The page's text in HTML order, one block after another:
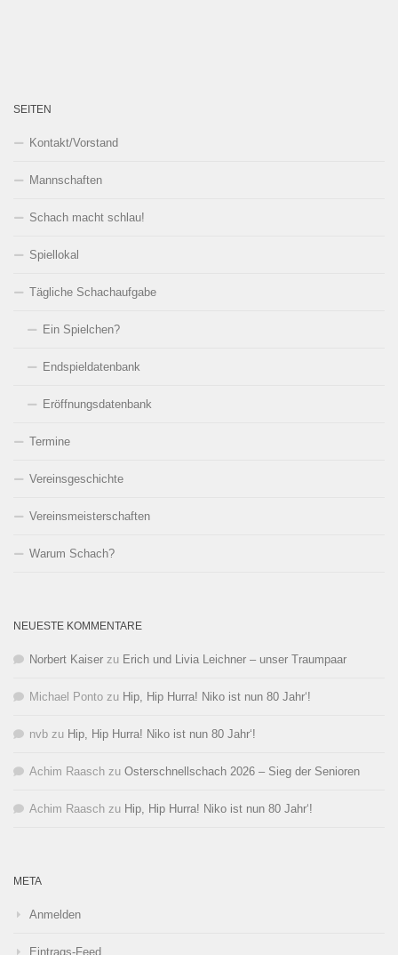
SEITEN
Kontakt/Vorstand
Mannschaften
Schach macht schlau!
Spiellokal
Tägliche Schachaufgabe
Ein Spielchen?
Endspieldatenbank
Eröffnungsdatenbank
Termine
Vereinsgeschichte
Vereinsmeisterschaften
Warum Schach?
NEUESTE KOMMENTARE
Norbert Kaiser zu Erich und Livia Leichner – unser Traumpaar
Michael Ponto zu Hip, Hip Hurra! Niko ist nun 80 Jahr‘!
nvb zu Hip, Hip Hurra! Niko ist nun 80 Jahr‘!
Achim Raasch zu Osterschnellschach 2026 – Sieg der Senioren
Achim Raasch zu Hip, Hip Hurra! Niko ist nun 80 Jahr‘!
META
Anmelden
Eintrags-Feed